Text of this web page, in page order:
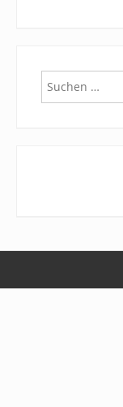
Suchen
nach: